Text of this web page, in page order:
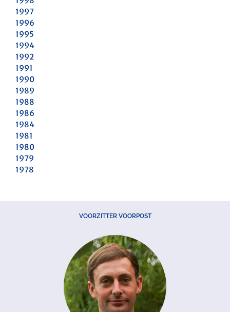
1997
1996
1995
1994
1992
1991
1990
1989
1988
1986
1984
1981
1980
1979
1978
VOORZITTER VOORPOST